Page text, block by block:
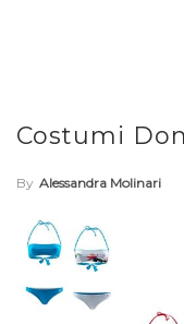
Costumi
By Alessandra Molinari